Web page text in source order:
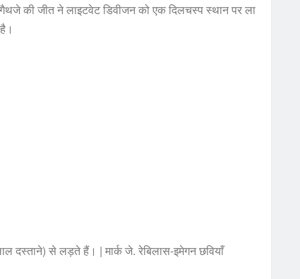
गैथजे की जीत ने लाइटवेट डिवीजन को एक दिलचस्प स्थान पर ला
दस्ताने) से लड़ते हैं। | मार्क जे. रेबिलास-इमेगन छवियाँ